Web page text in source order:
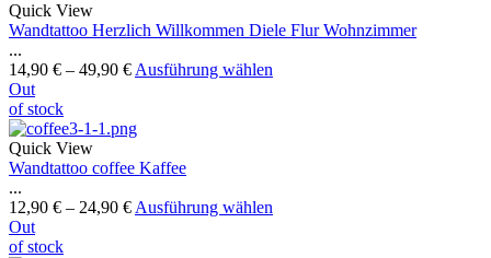
Quick View
Wandtattoo Herzlich Willkommen Diele Flur Wohnzimmer
...
14,90 € – 49,90 € Ausführung wählen
Out
of stock
Quick View
Wandtattoo coffee Kaffee
...
12,90 € – 24,90 € Ausführung wählen
Out
of stock